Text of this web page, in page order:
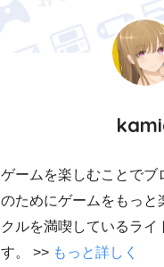
ゲームを楽しむことでブ
のためにゲームをもっと
クルを満喫しているライ
す。 >> もっと詳しく